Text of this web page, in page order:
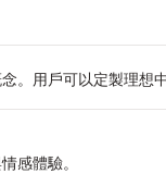
。用戶可以定製理想
感體驗。